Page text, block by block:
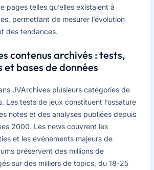
pages telles qu’elles existaient à
permettant de mesurer l’évolution
des tendances.
contenus archivés : tests,
et bases de données
JVArchives plusieurs catégories de
Les tests de jeux constituent l’ossature
notes et des analyses publiées depuis
2000. Les news couvrent les
et les événements majeurs de
préservent des millions de
sur des milliers de topics, du 18-25